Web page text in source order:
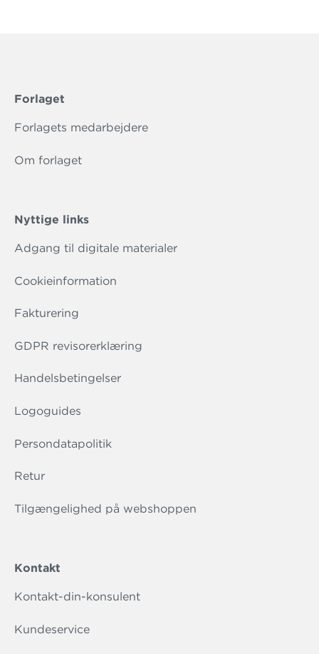
Forlaget
Forlagets medarbejdere
Om forlaget
Nyttige links
Adgang til digitale materialer
Cookieinformation
Fakturering
GDPR revisorerklæring
Handelsbetingelser
Logoguides
Persondatapolitik
Retur
Tilgængelighed på webshoppen
Kontakt
Kontakt-din-konsulent
Kundeservice